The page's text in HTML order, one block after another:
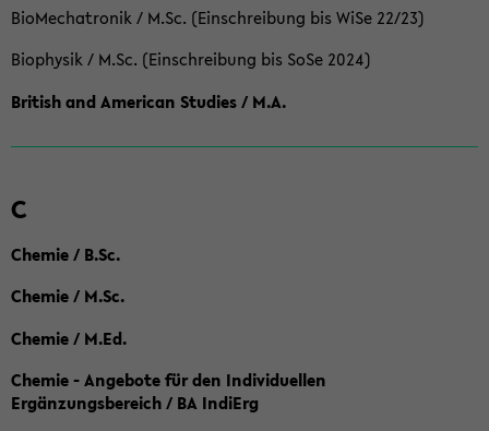
BioMechatronik / M.Sc. (Einschreibung bis WiSe 22/23)
Biophysik / M.Sc. (Einschreibung bis SoSe 2024)
British and American Studies / M.A.
C
Chemie / B.Sc.
Chemie / M.Sc.
Chemie / M.Ed.
Chemie - Angebote für den Individuellen
Ergänzungsbereich / BA IndiErg